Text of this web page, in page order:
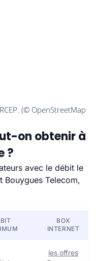
on obtenir à
?
avec le débit le
Bouygues Telecom,
BOX
INTERNET
les offres